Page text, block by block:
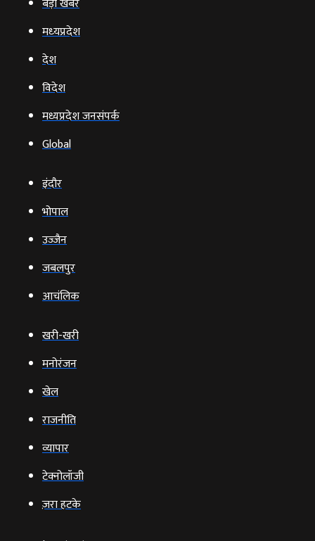
बड़ी खबर
मध्‍यप्रदेश
देश
विदेश
मध्यप्रदेश जनसंपर्क
Global
इंदौर
भोपाल
उज्‍जैन
जबलपुर
आचंलिक
खरी-खरी
मनोरंजन
खेल
राजनीति
व्‍यापार
टेक्‍नोलॉजी
ज़रा हटके